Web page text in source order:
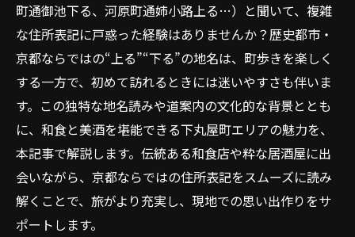
町通御池下る、河原町通姉小路上る…）と聞いて、複雑
な住所表記に戸惑った経験はありませんか？歴史都市・
京都ならではの“上る”“下る”の地名は、町歩きを楽しく
する一方で、初めて訪れるときには迷いやすさも伴いま
す。この独特な地名読みや道案内の文化的な背景ととも
に、和食と美酒を堪能できる下丸屋町エリアの魅力を、
本記事で解説します。伝統ある和食店や粋な居酒屋に出
会いながら、京都ならではの住所表記をスムーズに読み
解くことで、旅がより充実し、現地での思い出作りをサ
ポートします。